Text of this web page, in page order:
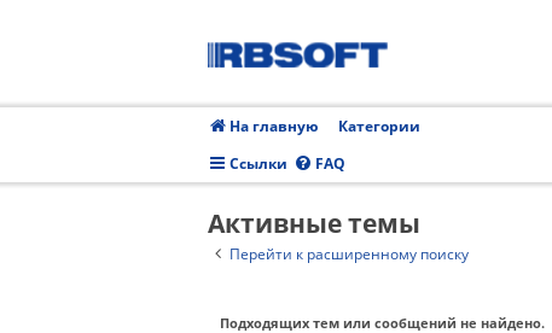
На главную
Категории
Ссылки
FAQ
Активные темы
Перейти к расширенному поиску
Подходящих тем или сообщений не найдено.